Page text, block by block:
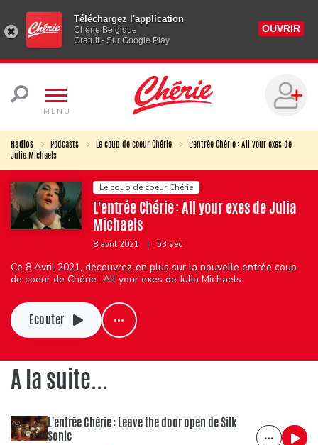
Téléchargez l'application
Chérie Belgique
Gratuit - Sur Google Play
OUVRIR
MENU
Radios Podcasts Le coup de coeur Chérie
L'entrée Chérie : All your exes de
Julia Michaels
Le coup de coeur Chérie
L'entrée Chérie : All your exes de Julia
Michaels
8 avril 2021 | 53 sec
Ce 8 Avril 2021, découvrez-en plus sur la nouvelle entrée coup
de coeur de Chérie : All your exes de Julia Michaels
Ecouter
A la suite...
L'entrée Chérie : Leave the door open de Silk
Sonic